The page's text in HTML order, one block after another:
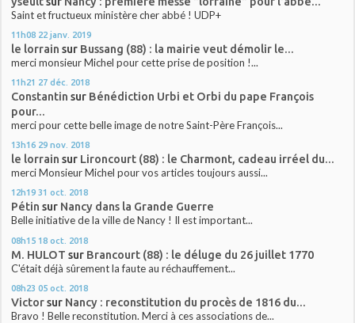
Saint et fructueux ministère cher abbé ! UDP+
11h08 22 janv. 2019
le lorrain sur Bussang (88) : la mairie veut démolir le...
merci monsieur Michel pour cette prise de position !...
11h21 27 déc. 2018
Constantin sur Bénédiction Urbi et Orbi du pape François
pour...
merci pour cette belle image de notre Saint-Père François...
13h16 29 nov. 2018
le lorrain sur Lironcourt (88) : le Charmont, cadeau irréel du...
merci Monsieur Michel pour vos articles toujours aussi...
12h19 31 oct. 2018
Pétin sur Nancy dans la Grande Guerre
Belle initiative de la ville de Nancy ! Il est important...
08h15 18 oct. 2018
M. HULOT sur Brancourt (88) : le déluge du 26 juillet 1770
C'était déjà sûrement la faute au réchauffement...
08h23 05 oct. 2018
Victorsur Nancy : reconstitution du procès de 1816 du...
Bravo ! Belle reconstitution. Merci à ces associations de...